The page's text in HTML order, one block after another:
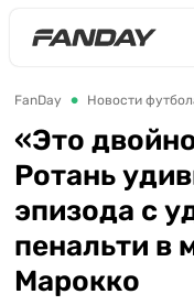
Англия
Испания
Германия
Италия
Франция
Украина
FanDay Новости
«Это
Ротань
эпизода с
пенальти в
Марокко